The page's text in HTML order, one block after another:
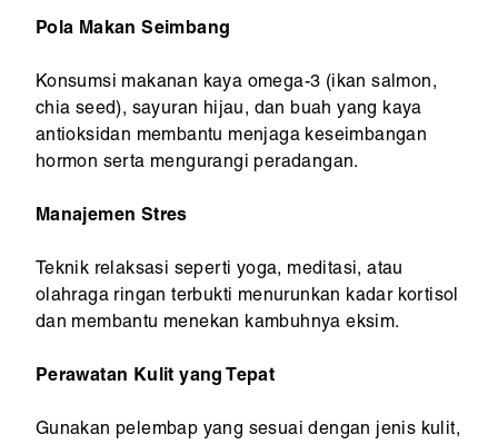
Pola Makan Seimbang
Konsumsi makanan kaya omega-3 (ikan salmon,
chia seed), sayuran hijau, dan buah yang kaya
antioksidan membantu menjaga keseimbangan
hormon serta mengurangi peradangan.
Manajemen Stres
Teknik relaksasi seperti yoga, meditasi, atau
olahraga ringan terbukti menurunkan kadar kortisol
dan membantu menekan kambuhnya eksim.
Perawatan Kulit yang Tepat
Gunakan pelembap yang sesuai dengan jenis kulit,